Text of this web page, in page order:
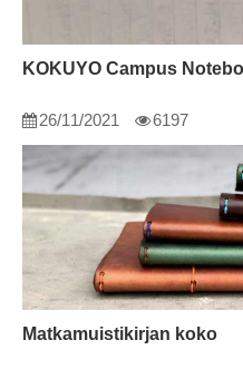
KOKUYO Campus
26/11/2021 6197
Matkamuistikirjan koko